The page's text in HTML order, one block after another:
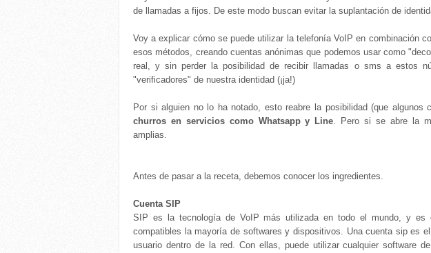
de llamadas a fijos. De este modo buscan evitar la suplantación de
Voy a explicar cómo se puede utilizar la telefonía VoIP en combinación
esos métodos, creando cuentas anónimas que podemos usar como
real, y sin perder la posibilidad de recibir llamadas o sms a estos
"verificadores" de nuestra identidad (¡ja!)
Por si alguien no lo ha notado, esto reabre la posibilidad (que algunos
churros en servicios como Whatsapp y Line. Pero si se abre la
amplias.
Antes de pasar a la receta, debemos conocer los ingredientes.
Cuenta SIP
SIP es la tecnología de VoIP más utilizada en todo el mundo, y
compatibles la mayoría de softwares y dispositivos. Una cuenta sip es
usuario dentro de la red. Con ellas, puede utilizar cualquier software